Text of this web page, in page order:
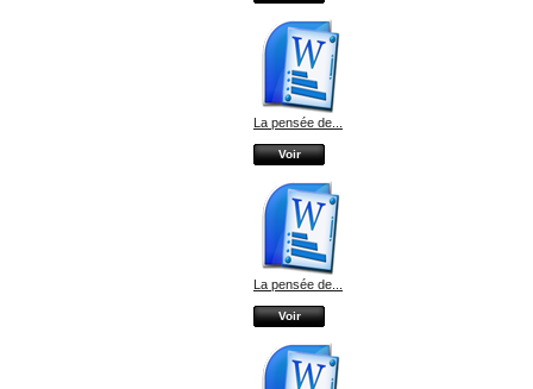
La pensée de...
Voir
La pensée de...
Voir